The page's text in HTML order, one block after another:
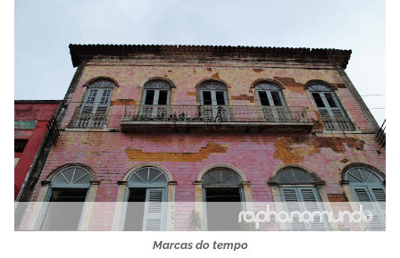
Marcas do tempo